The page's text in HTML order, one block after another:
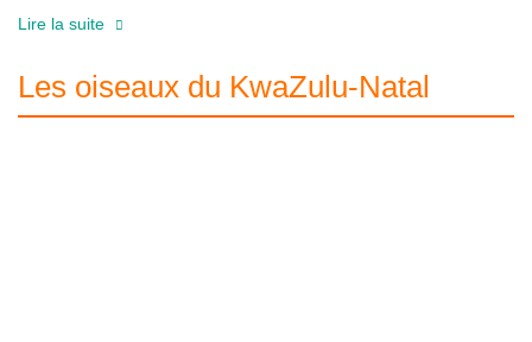
Lire la suite
Les oiseaux du KwaZulu-Natal